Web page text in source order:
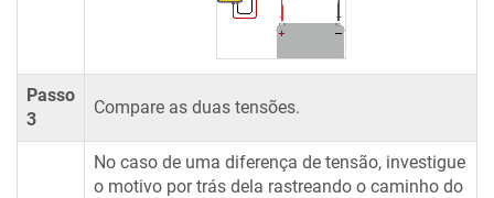
Passo
3
Compare as duas tensões.
No caso de uma diferença de tensão, investigue
o motivo por trás dela rastreando o caminho do